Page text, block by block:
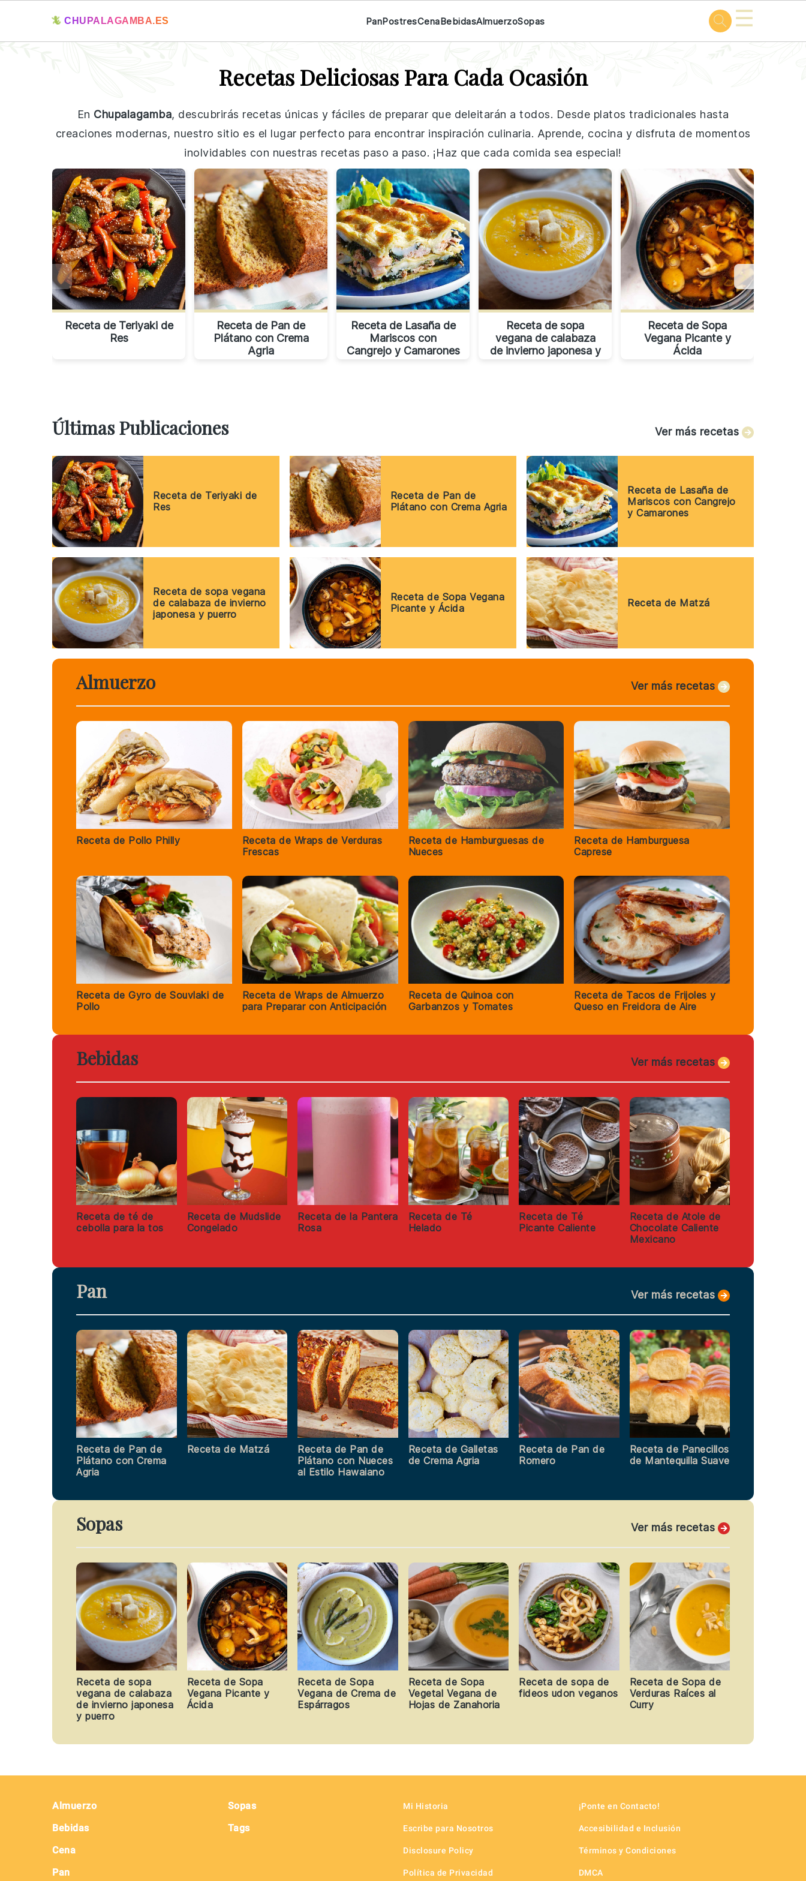
🦎 CHUPALAGAMBA.ES PanPostresCenaBebidasAlmuerzoSopas ☰
Recetas Deliciosas Para Cada Ocasión
En Chupalagamba, descubrirás recetas únicas y fáciles de preparar que deleitarán a todos. Desde platos tradicionales hasta
creaciones modernas, nuestro sitio es el lugar perfecto para encontrar inspiración culinaria. Aprende, cocina y disfruta de momentos
inolvidables con nuestras recetas paso a paso. ¡Haz que cada comida sea especial!
Receta de Teriyaki de
Res
Receta de Pan de
Plátano con Crema
Agria
Receta de Lasaña de
Mariscos con
Cangrejo y Camarones
Receta de sopa
vegana de calabaza
de invierno japonesa y
Receta de Sopa
Vegana Picante y
Ácida
Últimas Publicaciones Ver más recetas
Receta de Teriyaki de
Res
Receta de Pan de
Plátano con Crema Agria
Receta de Lasaña de
Mariscos con Cangrejo
y Camarones
Receta de sopa vegana
de calabaza de invierno
japonesa y puerro
Receta de Sopa Vegana
Picante y Ácida
Receta de Matzá
Almuerzo Ver más recetas
Receta de Pollo Philly
Receta de Wraps de Verduras
Frescas
Receta de Hamburguesas de
Nueces
Receta de Hamburguesa
Caprese
Receta de Gyro de Souvlaki de
Pollo
Receta de Wraps de Almuerzo
para Preparar con Anticipación
Receta de Quinoa con
Garbanzos y Tomates
Receta de Tacos de Frijoles y
Queso en Freidora de Aire
Bebidas Ver más recetas
Receta de té de
cebolla para la tos
Receta de Mudslide
Congelado
Receta de la Pantera
Rosa
Receta de Té
Helado
Receta de Té
Picante Caliente
Receta de Atole de
Chocolate Caliente
Mexicano
Pan Ver más recetas
Receta de Pan de
Plátano con Crema
Agria
Receta de Matzá
Receta de Pan de
Plátano con Nueces
al Estilo Hawaiano
Receta de Galletas
de Crema Agria
Receta de Pan de
Romero
Receta de Panecillos
de Mantequilla Suave
Sopas Ver más recetas
Receta de sopa
vegana de calabaza
de invierno japonesa
y puerro
Receta de Sopa
Vegana Picante y
Ácida
Receta de Sopa
Vegana de Crema de
Espárragos
Receta de Sopa
Vegetal Vegana de
Hojas de Zanahoria
Receta de sopa de
fideos udon veganos
Receta de Sopa de
Verduras Raíces al
Curry
Almuerzo
Bebidas
Cena
Pan
Sopas
Tags
Mi Historia
Escribe para Nosotros
Disclosure Policy
Política de Privacidad
¡Ponte en Contacto!
Accesibilidad e Inclusión
Términos y Condiciones
DMCA